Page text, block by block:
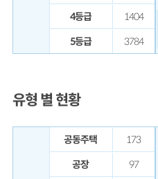
4등급
1404
5등급
3784
유형 별 현황
공동주택
173
공장
97